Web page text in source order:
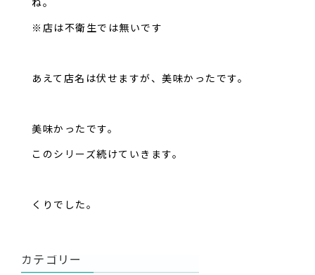
※店は不衛生では無いです
あえて店名は伏せますが、美味かったです。
美味かったです。
このシリーズ続けていきます。
くりでした。
カテゴリー